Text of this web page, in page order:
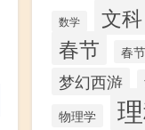
数学 文科
春节 春
梦幻西游
物理学